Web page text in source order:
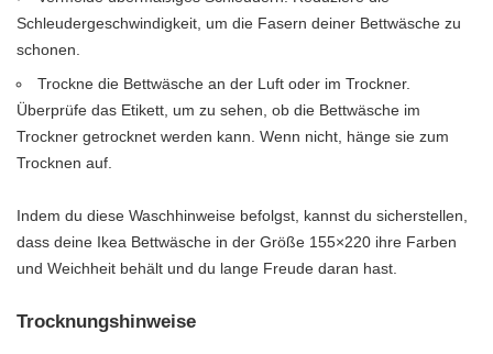
Schleudergeschwindigkeit, um die Fasern deiner Bettwäsche zu
schonen.
Trockne die Bettwäsche an der Luft oder im Trockner.
Überprüfe das Etikett, um zu sehen, ob die Bettwäsche im
Trockner getrocknet werden kann. Wenn nicht, hänge sie zum
Trocknen auf.
Indem du diese Waschhinweise befolgst, kannst du sicherstellen,
dass deine Ikea Bettwäsche in der Größe 155×220 ihre Farben
und Weichheit behält und du lange Freude daran hast.
Trocknungshinweise